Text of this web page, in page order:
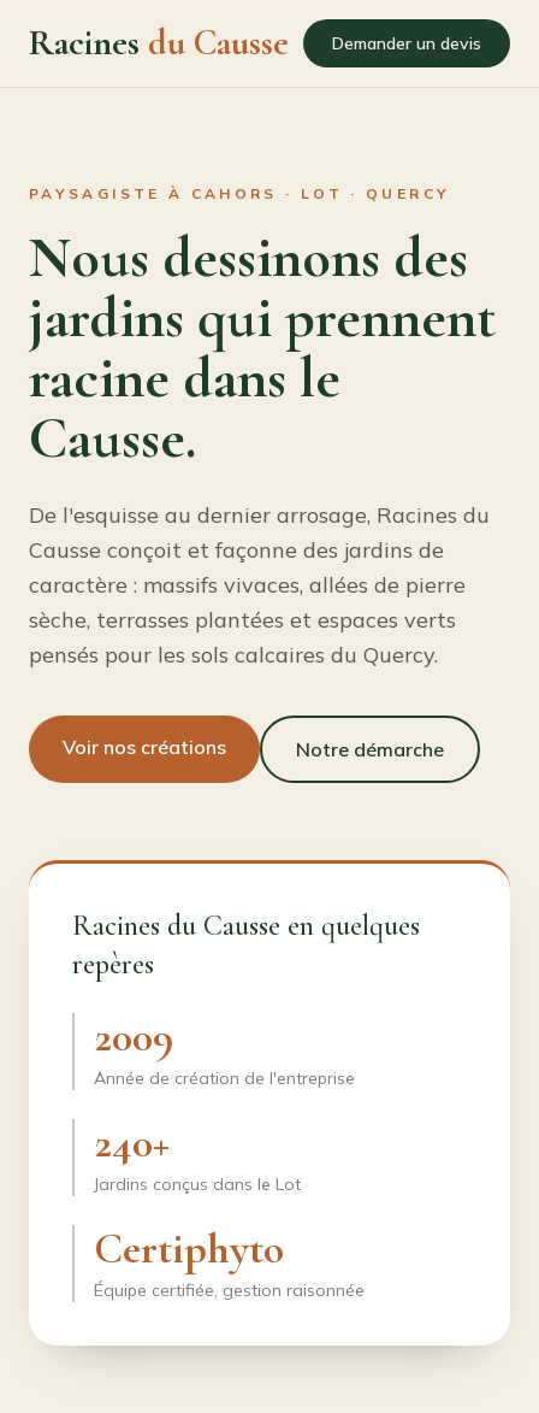
Racines du Causse Demander un devis
PAYSAGISTE À CAHORS · LOT · QUERCY
Nous dessinons des
jardins qui prennent
racine dans le
Causse.
De l'esquisse au dernier arrosage, Racines du
Causse conçoit et façonne des jardins de
caractère : massifs vivaces, allées de pierre
sèche, terrasses plantées et espaces verts
pensés pour les sols calcaires du Quercy.
Voir nos créations Notre démarche
Racines du Causse en quelques
repères
2009
Année de création de l'entreprise
240+
Jardins conçus dans le Lot
Certiphyto
Équipe certifiée, gestion raisonnée